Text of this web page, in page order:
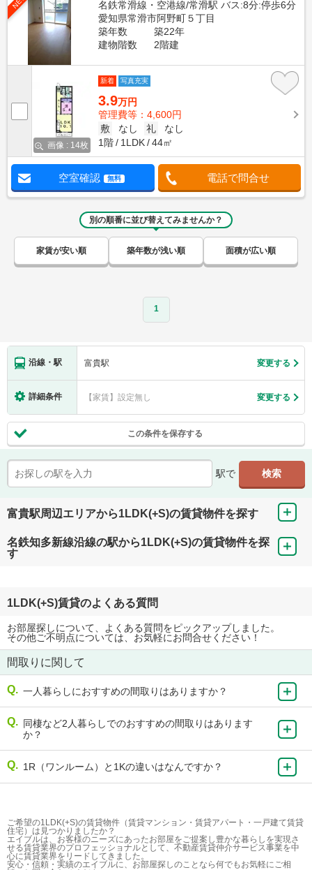
名鉄常滑線・空港線/常滑駅 バス:8分:停歩6分
愛知県常滑市阿野町５丁目
築年数
築22年
建物階数
2階建
画像 : 14枚
新着 写真充実
3.9万円
管理費等：4,600円
敷
なし 礼
なし
1階
1LDK 44㎡
空室確認 無料 電話で問合せ
別の順番に並び替えてみませんか？
家賃が安い順 築年数が浅い順 面積が広い順
1
沿線・駅 富貴駅 変更する
詳細条件 【家賃】設定無し 変更する
この条件を保存する
駅で
富貴駅周辺エリアから1LDK(+S)の賃貸物件を探す
名鉄知多新線沿線の駅から1LDK(+S)の賃貸物件を探
す
1LDK(+S)賃貸のよくある質問
お部屋探しについて、よくある質問をピックアップしました。
その他ご不明点については、お気軽にお問合せください！
間取りに関して
一人暮らしにおすすめの間取りはありますか？
同棲など2人暮らしでのおすすめの間取りはあります
か？
1R（ワンルーム）と1Kの違いはなんですか？
ご希望の1LDK(+S)の賃貸物件（賃貸マンション・賃貸アパート・一戸建て賃貸
住宅）は見つかりましたか？
エイブルは、お客様のニーズにあったお部屋をご提案し豊かな暮らしを実現さ
せる賃貸業界のプロフェッショナルとして、不動産賃貸仲介サービス事業を中
心に賃貸業界をリードしてきました。
安心・信頼・実績のエイブルに、お部屋探しのことなら何でもお気軽にご相